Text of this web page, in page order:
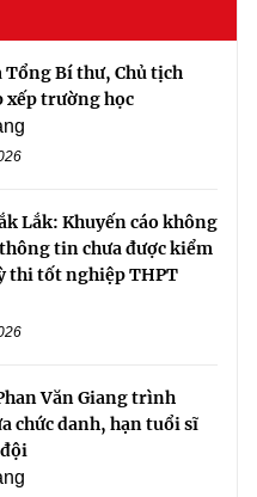
Tổng Bí thư, Chủ tịch
xếp trường học
Lắk: Khuyến cáo không
tin chưa được kiểm
thi tốt nghiệp THPT
Văn Giang trình
chức danh, hạn tuổi sĩ